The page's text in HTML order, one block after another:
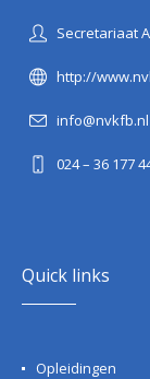
Secretariaat
http://
info@nvkfb.nl
024 – 36 177
Quick links
Opleidingen